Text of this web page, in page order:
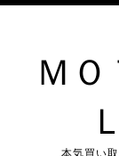
Ｍ
本気買い